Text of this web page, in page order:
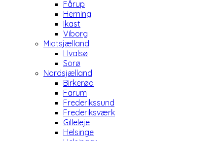
Fårup
Herning
Ikast
Viborg
Midtsjælland
Hvalsø
Sorø
Nordsjælland
Birkerød
Farum
Frederikssund
Frederiksværk
Gilleleje
Helsinge